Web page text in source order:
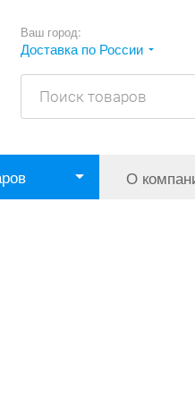
Ваш город:
Доставка по России
О